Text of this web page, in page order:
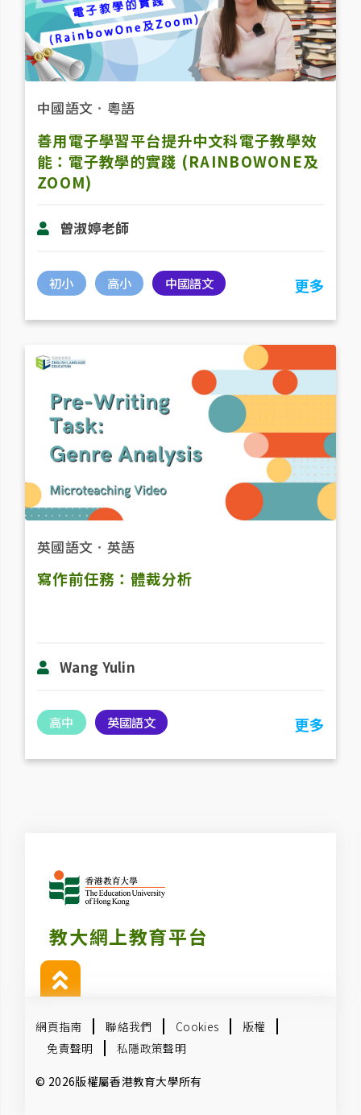
中國語文 ． 粵語
善用電子學習平台提升中文科電子教學效
能：電子教學的實踐 (RAINBOWONE及
ZOOM)
曾淑婷老師
初小 高小 中國語文 更多
英國語文 ． 英語
寫作前任務：體裁分析
Wang Yulin
高中 英國語文 更多
教大網上教育平台
網頁指南 聯絡我們 Cookies
版權
免責聲明
私隱政策聲明
© 2026版權屬香港教育大學所有